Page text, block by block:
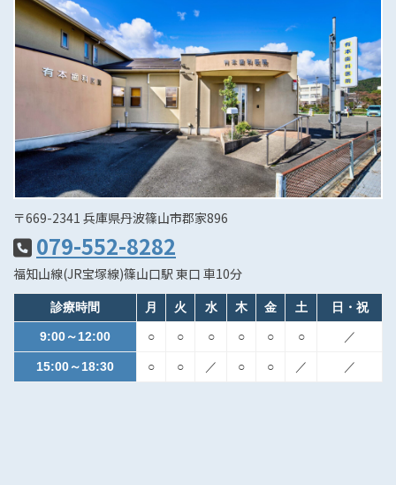
〒669-2341 兵庫県丹波篠山市郡家896
079-552-8282
福知山線(JR宝塚線)篠山口駅 東口 車10分
診療時間 月 火 水 木 金 土 日・祝
9:00～12:00 ○ ○ ○ ○ ○ ○ ／
15:00～18:30 ○ ○ ／ ○ ○ ／ ／